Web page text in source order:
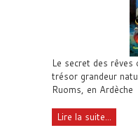
Le secret des rêves
trésor grandeur
Ruoms, en Ardèche
Lire la suite...